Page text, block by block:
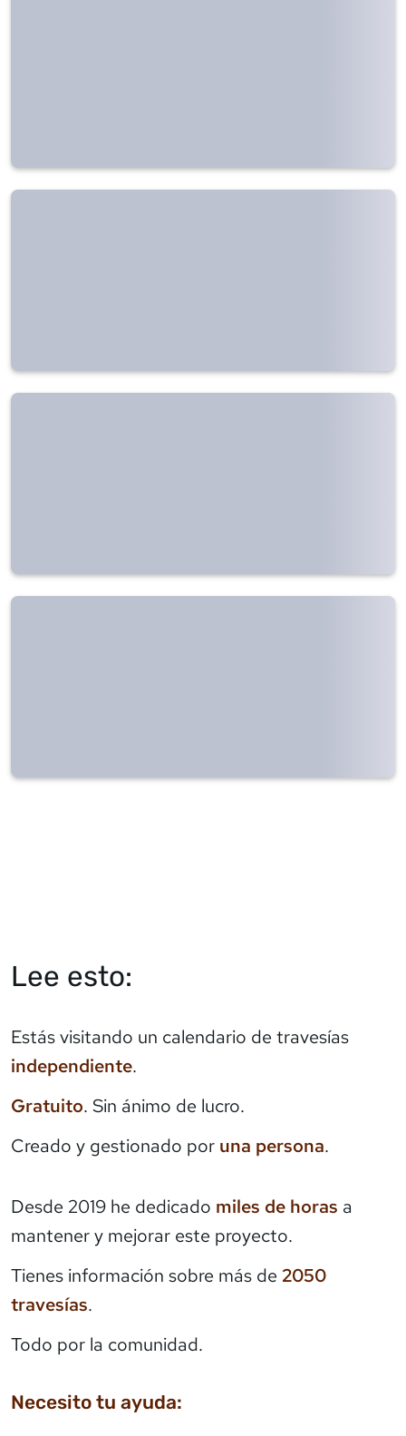
Lee esto:
Estás visitando un calendario de travesías
independiente.
Gratuito. Sin ánimo de lucro.
Creado y gestionado por una persona.
Desde 2019 he dedicado miles de horas a
mantener y mejorar este proyecto.
Tienes información sobre más de 2050
travesías.
Todo por la comunidad.
Necesito tu ayuda: